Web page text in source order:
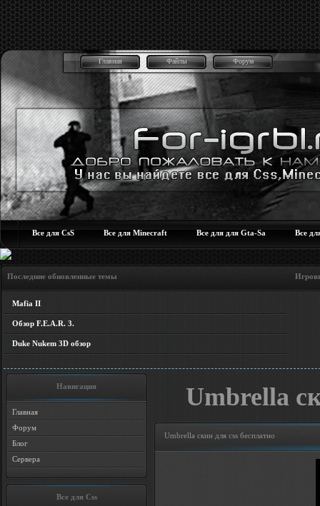
Главная Файлы Форум
Все для CsS Все для Minecraft Все для для Gta-Sa Все
Последние обновленные темы Игровые
Mafia II
Обзор F.E.A.R. 3.
Duke Nukem 3D обзор
Навигация
Главная
Форум
Блог
Сервера
Все для Css
Umbrella
Umbrella скин для css бесплатно